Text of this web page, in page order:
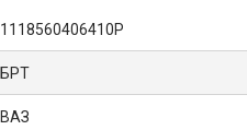
1118560406410Р
БРТ
ВАЗ